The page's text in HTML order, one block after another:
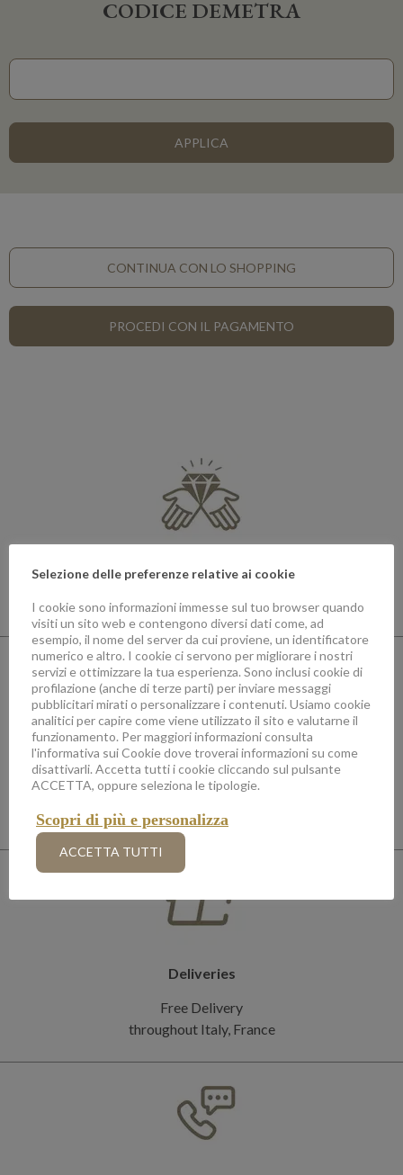
CODICE DEMETRA
CONTINUA CON LO SHOPPING
PROCEDI CON IL PAGAMENTO
Made in Italy
Shaped by the passion and creativity of skilled Italian artisans.
Ethics
Our stones
they come from legitimate sources, and lack of exploitation.
Deliveries
Free Delivery
throughout Italy, France
Selezione delle preferenze relative ai cookie
I cookie sono informazioni immesse sul tuo browser quando
visiti un sito web e contengono diversi dati come, ad
esempio, il nome del server da cui proviene, un identificatore
numerico e altro. I cookie ci servono per migliorare i nostri
servizi e ottimizzare la tua esperienza. Sono inclusi cookie di
profilazione (anche di terze parti) per inviare messaggi
pubblicitari mirati o personalizzare i contenuti. Usiamo cookie
analitici per capire come viene utilizzato il sito e valutarne il
funzionamento. Per maggiori informazioni consulta
l'informativa sui Cookie dove troverai informazioni su come
disattivarli. Accetta tutti i cookie cliccando sul pulsante
ACCETTA, oppure seleziona le tipologie.
Scopri di più e personalizza
ACCETTA TUTTI